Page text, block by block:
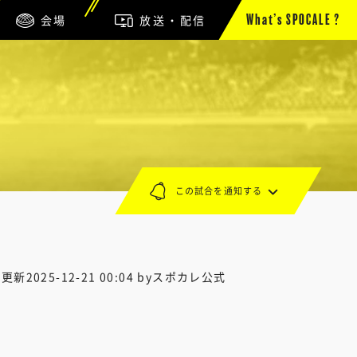
会場 放送・配信 What’s SPOCALE ?
新2025-12-21 00:04 byスポカレ公式
この試合を通知する